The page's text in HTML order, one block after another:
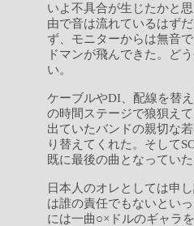
いよ不具合が生じたかと
由で音は流れているはず
ず、モニターからは無音
ドマンが飛んできた。ど
い。
ケーブルやDI、配線を替
の時間ステージで狼狽え
出ていたバンドの親切な
り替えてくれた。そして
既に最後の曲となってい
日本人のオレとしては申
は誰の責任でもないとい
には一曲○×ドルのギャラ